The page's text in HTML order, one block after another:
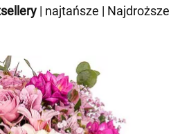
| najtańsze | Najdroższe